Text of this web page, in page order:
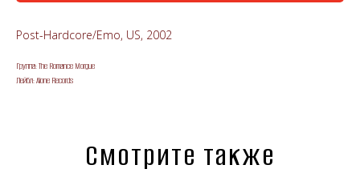
Post-Hardcore/Emo, US, 2002
Группа: The Romance Morgue
Лейбл: Alone Records
Смотрите также